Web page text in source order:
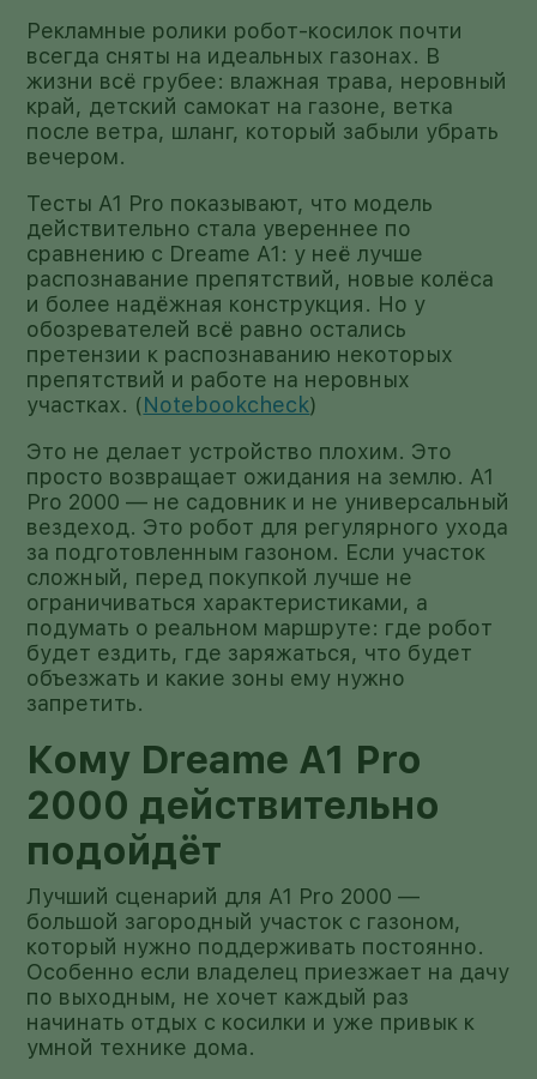
Рекламные ролики робот-косилок почти
всегда сняты на идеальных газонах. В
жизни всё грубее: влажная трава, неровный
край, детский самокат на газоне, ветка
после ветра, шланг, который забыли убрать
вечером.
Тесты A1 Pro показывают, что модель
действительно стала увереннее по
сравнению с Dreame A1: у неё лучше
распознавание препятствий, новые колёса
и более надёжная конструкция. Но у
обозревателей всё равно остались
претензии к распознаванию некоторых
препятствий и работе на неровных
участках. (Notebookcheck)
Это не делает устройство плохим. Это
просто возвращает ожидания на землю. A1
Pro 2000 — не садовник и не универсальный
вездеход. Это робот для регулярного ухода
за подготовленным газоном. Если участок
сложный, перед покупкой лучше не
ограничиваться характеристиками, а
подумать о реальном маршруте: где робот
будет ездить, где заряжаться, что будет
объезжать и какие зоны ему нужно
запретить.
Кому Dreame A1 Pro
2000 действительно
подойдёт
Лучший сценарий для A1 Pro 2000 —
большой загородный участок с газоном,
который нужно поддерживать постоянно.
Особенно если владелец приезжает на дачу
по выходным, не хочет каждый раз
начинать отдых с косилки и уже привык к
умной технике дома.